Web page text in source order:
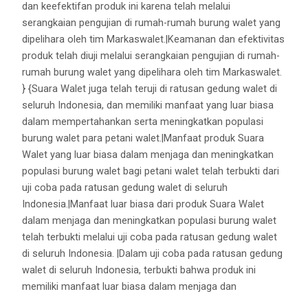
dan keefektifan produk ini karena telah melalui
serangkaian pengujian di rumah-rumah burung walet yang
dipelihara oleh tim Markaswalet.|Keamanan dan efektivitas
produk telah diuji melalui serangkaian pengujian di rumah-
rumah burung walet yang dipelihara oleh tim Markaswalet.
} {Suara Walet juga telah teruji di ratusan gedung walet di
seluruh Indonesia, dan memiliki manfaat yang luar biasa
dalam mempertahankan serta meningkatkan populasi
burung walet para petani walet.|Manfaat produk Suara
Walet yang luar biasa dalam menjaga dan meningkatkan
populasi burung walet bagi petani walet telah terbukti dari
uji coba pada ratusan gedung walet di seluruh
Indonesia.|Manfaat luar biasa dari produk Suara Walet
dalam menjaga dan meningkatkan populasi burung walet
telah terbukti melalui uji coba pada ratusan gedung walet
di seluruh Indonesia. |Dalam uji coba pada ratusan gedung
walet di seluruh Indonesia, terbukti bahwa produk ini
memiliki manfaat luar biasa dalam menjaga dan